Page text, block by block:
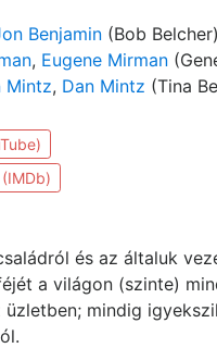
Benjamin (Bob
, Eugene Mirman
Mintz, Dan Mintz (Tina
és az általuk
a világon (szinte)
mindig